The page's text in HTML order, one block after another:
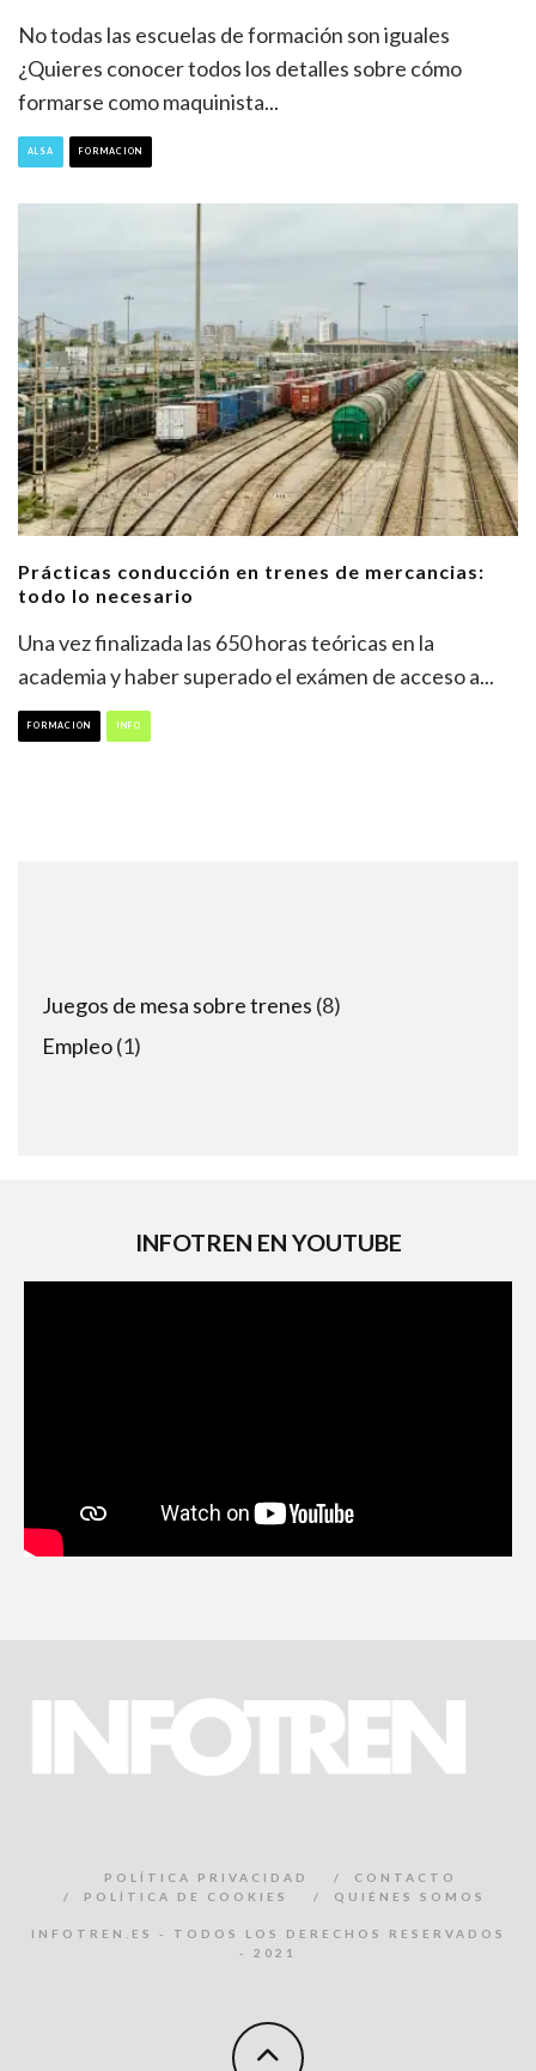
No todas las escuelas de formación son iguales
¿Quieres conocer todos los detalles sobre cómo
formarse como maquinista...
ALSA FORMACION
Prácticas conducción en trenes de mercancias:
todo lo necesario
Una vez finalizada las 650 horas teóricas en la
academia y haber superado el exámen de acceso a...
FORMACION INFO
Juegos de mesa sobre trenes 88
Empleo 11
INFOTREN EN YOUTUBE
POLÍTICA PRIVACIDAD
CONTACTO
POLÍTICA DE COOKIES
QUIÉNES SOMOS
INFOTREN.ES - TODOS LOS DERECHOS RESERVADOS
- 2021